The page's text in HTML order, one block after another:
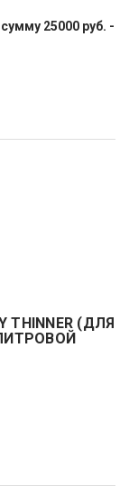
25000 руб. -
THINNER (ДЛЯ